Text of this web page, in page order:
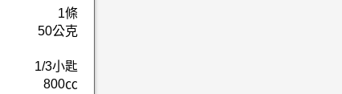
1條
50公克
1/3小匙
800㏄